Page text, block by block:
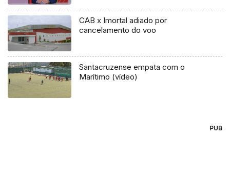
CAB x Imortal adiado por
cancelamento do voo
Santacruzense empata com o
Marítimo (vídeo)
PUB